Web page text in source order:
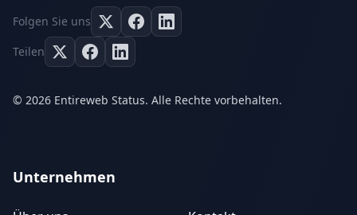
Folgen Sie uns
Teilen
© 2026 Entireweb Status. Alle Rechte vorbehalten.
Unternehmen